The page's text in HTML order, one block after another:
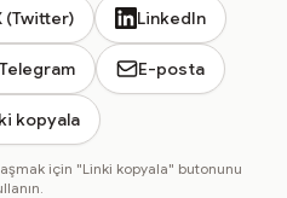
(Twitter) LinkedIn
E-posta
kopyala
için "Linki kopyala" butonunu